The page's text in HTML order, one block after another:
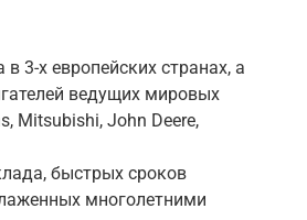
3-х европейских странах, а
ведущих мировых
Mitsubishi, John Deere,
быстрых сроков
многолетними